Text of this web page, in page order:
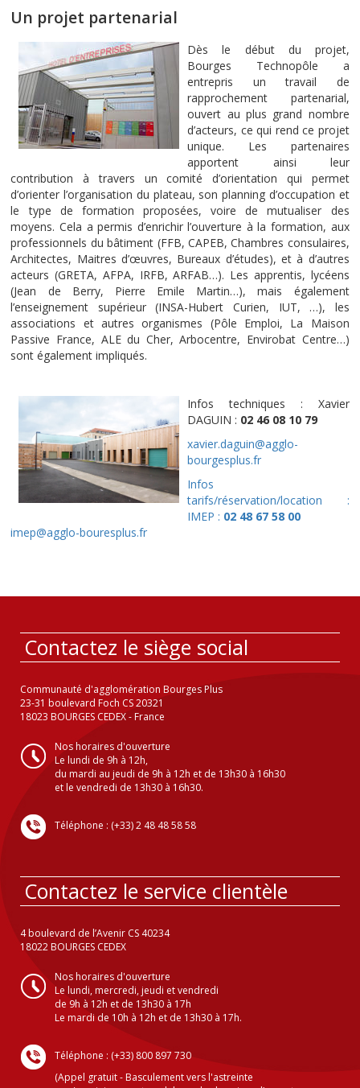
Un projet partenarial
Dès le début du projet,
Bourges Technopôle a
entrepris un travail de
rapprochement partenarial,
ouvert au plus grand nombre
d’acteurs, ce qui rend ce projet
unique. Les partenaires
apportent ainsi leur
contribution à travers un comité d’orientation qui permet
d’orienter l’organisation du plateau, son planning d’occupation et
le type de formation proposées, voire de mutualiser des
moyens. Cela a permis d’enrichir l’ouverture à la formation, aux
professionnels du bâtiment (FFB, CAPEB, Chambres consulaires,
Architectes, Maitres d’œuvres, Bureaux d’études), et à d’autres
acteurs (GRETA, AFPA, IRFB, ARFAB…). Les apprentis, lycéens
(Jean de Berry, Pierre Emile Martin…), mais également
l’enseignement supérieur (INSA-Hubert Curien, IUT, …), les
associations et autres organismes (Pôle Emploi, La Maison
Passive France, ALE du Cher, Arbocentre, Envirobat Centre…)
sont également impliqués.
Infos techniques : Xavier
DAGUIN : 02 46 08 10 79
xavier.daguin@agglo-
bourgesplus.fr
Infos
tarifs/réservation/location :
IMEP : 02 48 67 58 00
imep@agglo-bouresplus.fr
Contactez le siège social
Communauté d'agglomération Bourges Plus
23-31 boulevard Foch CS 20321
18023 BOURGES CEDEX - France
Nos horaires d'ouverture
Le lundi de 9h à 12h,
du mardi au jeudi de 9h à 12h et de 13h30 à 16h30
et le vendredi de 13h30 à 16h30.
Téléphone : (+33) 2 48 48 58 58
Contactez le service clientèle
4 boulevard de l’Avenir CS 40234
18022 BOURGES CEDEX
Nos horaires d'ouverture
Le lundi, mercredi, jeudi et vendredi
de 9h à 12h et de 13h30 à 17h
Le mardi de 10h à 12h et de 13h30 à 17h.
Téléphone : (+33) 800 897 730
(Appel gratuit - Basculement vers l'astreinte